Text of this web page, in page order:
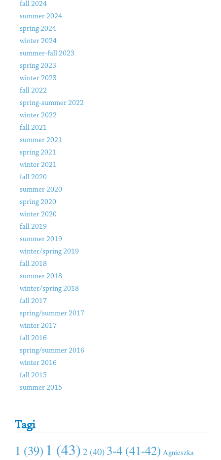
fall 2024
summer 2024
spring 2024
winter 2024
summer-fall 2023
spring 2023
winter 2023
fall 2022
spring-summer 2022
winter 2022
fall 2021
summer 2021
spring 2021
winter 2021
fall 2020
summer 2020
spring 2020
winter 2020
fall 2019
summer 2019
winter/spring 2019
fall 2018
summer 2018
winter/spring 2018
fall 2017
spring/summer 2017
winter 2017
fall 2016
spring/summer 2016
winter 2016
fall 2015
summer 2015
Tagi
1 (39) 1 (43) 2 (40) 3-4 (41-42) Agnieszka